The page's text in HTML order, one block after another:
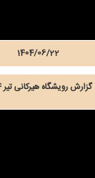
1404/06/22
گزارش رویشگاه هیرکانی تیر 1404